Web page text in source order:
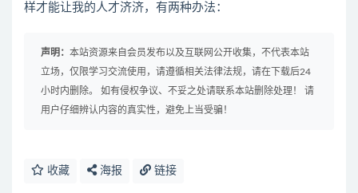
样才能让我的人才济济，有两种办法：
声明： 本站资源来自会员发布以及互联网公开收集，不代表本站
立场，仅限学习交流使用，请遵循相关法律法规，请在下载后24
小时内删除。 如有侵权争议、不妥之处请联系本站删除处理！ 请
用户仔细辨认内容的真实性，避免上当受骗！
收藏 海报 链接